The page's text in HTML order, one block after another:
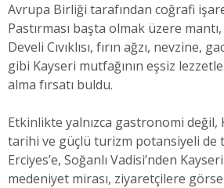
Avrupa Birliği tarafından coğrafi
Pastırması başta olmak üzere
Develi Cıvıklısı, fırın ağzı, nevzine,
gibi Kayseri mutfağının eşsiz
alma fırsatı buldu.
Etkinlikte yalnızca gastronomi değil,
tarihi ve güçlü turizm potansiyeli de
Erciyes’e, Soğanlı Vadisi’nden
medeniyet mirası, ziyaretçilere görsel